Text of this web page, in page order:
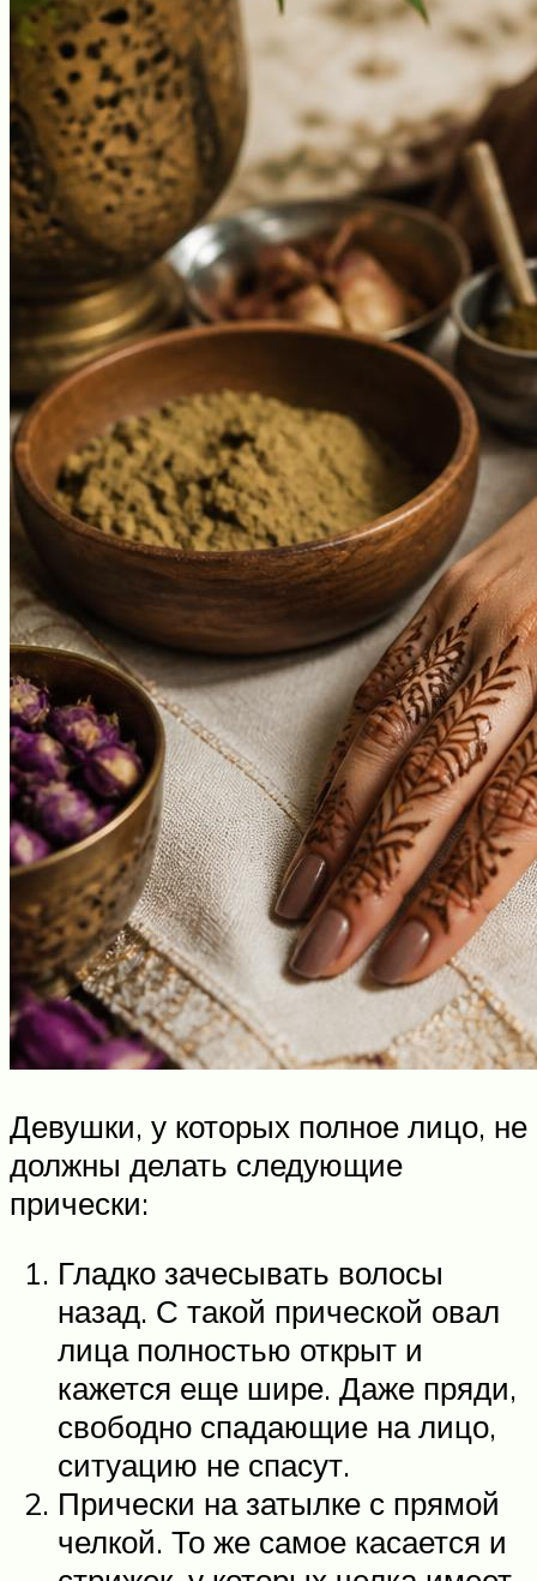
Девушки, у которых полное лицо, не
должны делать следующие
прически:
Гладко зачесывать волосы
назад. С такой прической овал
лица полностью открыт и
кажется еще шире. Даже пряди,
свободно спадающие на лицо,
ситуацию не спасут.
Прически на затылке с прямой
челкой. То же самое касается и